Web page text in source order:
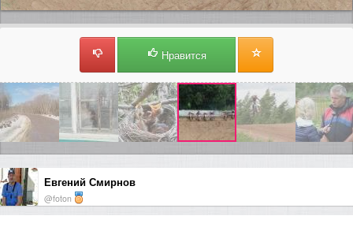
Нравится
Евгений Смирнов
@foton